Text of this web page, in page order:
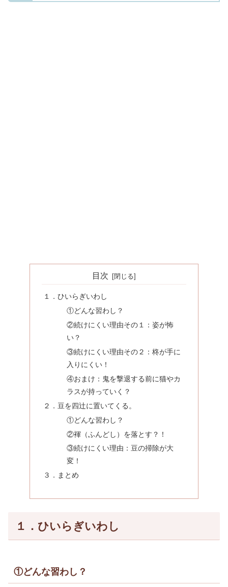
目次
１．ひいらぎいわし
①どんな習わし？
②続けにくい理由その１：姿が怖
い？
③続けにくい理由その２：柊が手に
入りにくい！
④おまけ：鬼を撃退する前に猫やカ
ラスが持っていく？
２．豆を四辻に置いてくる。
①どんな習わし？
②褌（ふんどし）を落とす？！
③続けにくい理由：豆の掃除が大
変！
３．まとめ
１．ひいらぎいわし
①どんな習わし？